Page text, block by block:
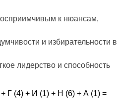
к нюансам,
и избирательности в
лидерство и способность
Г (4) + И (1) + Н (6) + А (1) =